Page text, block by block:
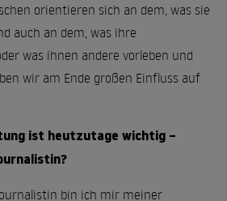
orientieren sich an dem, was sie
auch an dem, was ihre
was ihnen andere vorleben und
wir am Ende großen Einfluss auf
ist heutzutage wichtig –
bin ich mir meiner